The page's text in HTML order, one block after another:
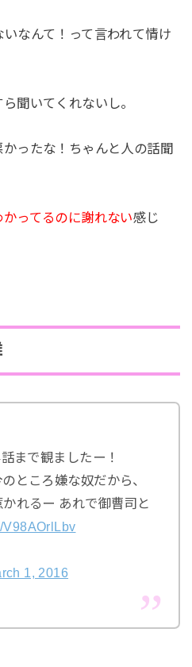
なんて！って言われて情け
聞いてくれないし。
ったな！ちゃんと人の話聞
ってるのに謝れない感じ
まで観ましたー！
ところ嫌な奴だから、
れるー あれで御曹司と
V98AOrlLbv
1, 2016